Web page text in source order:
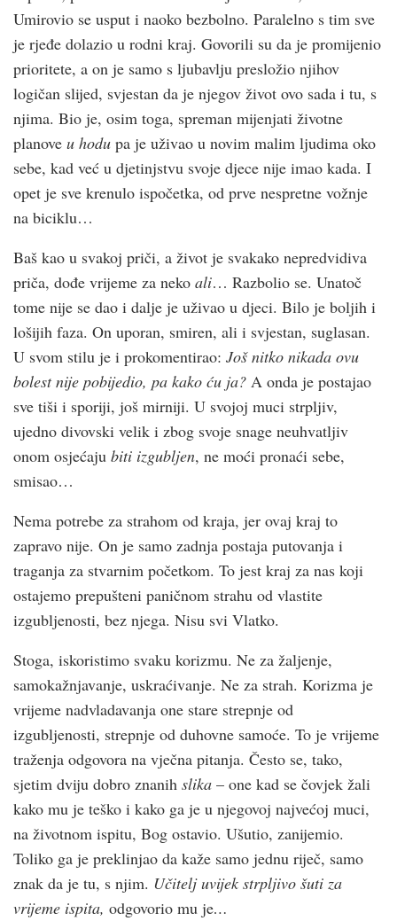
Umirovio se usput i naoko bezbolno. Paralelno s tim sve
je rjeđe dolazio u rodni kraj. Govorili su da je promijenio
prioritete, a on je samo s ljubavlju presložio njihov
logičan slijed, svjestan da je njegov život ovo sada i tu, s
njima. Bio je, osim toga, spreman mijenjati životne
planove u hodu pa je uživao u novim malim ljudima oko
sebe, kad već u djetinjstvu svoje djece nije imao kada. I
opet je sve krenulo ispočetka, od prve nespretne vožnje
na biciklu…
Baš kao u svakoj priči, a život je svakako nepredvidiva
priča, dođe vrijeme za neko ali… Razbolio se. Unatoč
tome nije se dao i dalje je uživao u djeci. Bilo je boljih i
lošijih faza. On uporan, smiren, ali i svjestan, suglasan.
U svom stilu je i prokomentirao: Još nitko nikada ovu
bolest nije pobijedio, pa kako ću ja? A onda je postajao
sve tiši i sporiji, još mirniji. U svojoj muci strpljiv,
ujedno divovski velik i zbog svoje snage neuhvatljiv
onom osjećaju biti izgubljen, ne moći pronaći sebe,
smisao…
Nema potrebe za strahom od kraja, jer ovaj kraj to
zapravo nije. On je samo zadnja postaja putovanja i
traganja za stvarnim početkom. To jest kraj za nas koji
ostajemo prepušteni paničnom strahu od vlastite
izgubljenosti, bez njega. Nisu svi Vlatko.
Stoga, iskoristimo svaku korizmu. Ne za žaljenje,
samokažnjavanje, uskraćivanje. Ne za strah. Korizma je
vrijeme nadvladavanja one stare strepnje od
izgubljenosti, strepnje od duhovne samoće. To je vrijeme
traženja odgovora na vječna pitanja. Često se, tako,
sjetim dviju dobro znanih slika – one kad se čovjek žali
kako mu je teško i kako ga je u njegovoj najvećoj muci,
na životnom ispitu, Bog ostavio. Ušutio, zanijemio.
Toliko ga je preklinjao da kaže samo jednu riječ, samo
znak da je tu, s njim. Učitelj uvijek strpljivo šuti za
vrijeme ispita, odgovorio mu je…